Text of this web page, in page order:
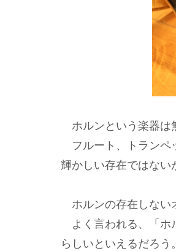
ホルンという楽器は
フルート、トランペ
輝かしい存在ではない
ホルンの存在しない
よく言われる、「ホ
らしいといえるだろう。